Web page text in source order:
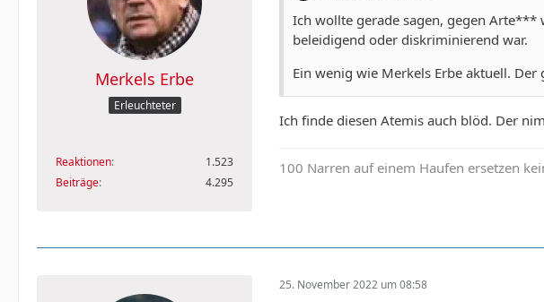
Merkels Erbe
Erleuchteter
Reaktionen
1.523
Beiträge
4.295
Ich wollte gerade sagen, gegen Arte***
beleidigend oder diskriminierend war.
Ein wenig wie Merkels Erbe aktuell.
Ich finde diesen Atemis auch blöd. Der
100 Narren auf einem Haufen ersetzen
25. November 2022 um 08:58